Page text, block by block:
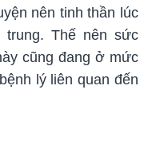
nên tinh thần lúc
trung. Thế nên sức
cũng đang ở mức
lý liên quan đến